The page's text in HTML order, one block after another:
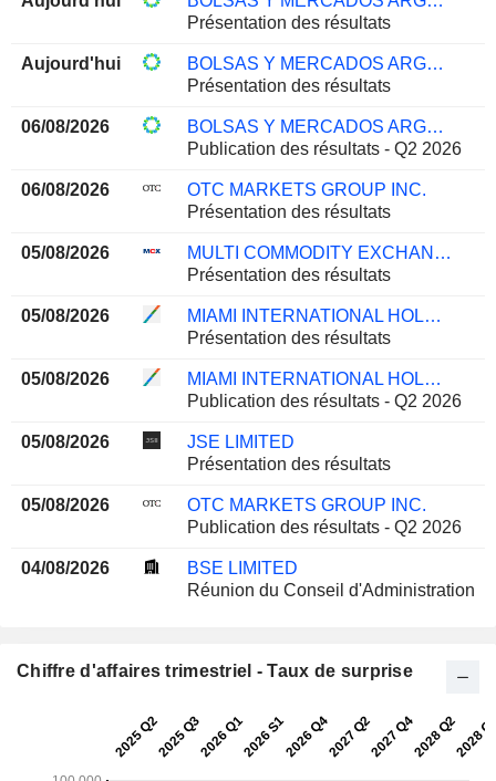
Présentation des résultats
Aujourd'hui
BOLSAS Y MERCADOS ARGENTINOS S.A.
Présentation des résultats
06/08/2026
BOLSAS Y MERCADOS ARGENTINOS S.A.
Publication des résultats - Q2 2026
06/08/2026
OTC MARKETS GROUP INC.
Présentation des résultats
05/08/2026
MULTI COMMODITY EXCHANGE OF INDIA LIMITED
Présentation des résultats
05/08/2026
MIAMI INTERNATIONAL HOLDINGS, INC.
Présentation des résultats
05/08/2026
MIAMI INTERNATIONAL HOLDINGS, INC.
Publication des résultats - Q2 2026
05/08/2026
JSE LIMITED
Présentation des résultats
05/08/2026
OTC MARKETS GROUP INC.
Publication des résultats - Q2 2026
04/08/2026
BSE LIMITED
Réunion du Conseil d'Administration
Chiffre d'affaires trimestriel - Taux de surprise